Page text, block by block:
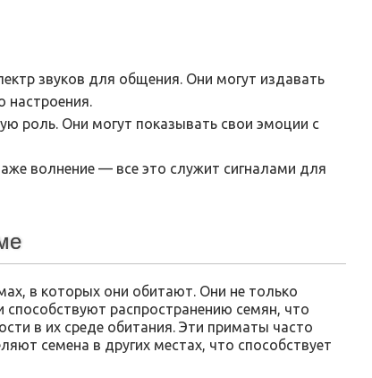
звуков для общения. Они могут издавать
настроения.
роль. Они могут показывать свои эмоции с
волнение — все это служит сигналами для
в которых они обитают. Они не только
распространению семян, что
в их среде обитания. Эти приматы часто
семена в других местах, что способствует